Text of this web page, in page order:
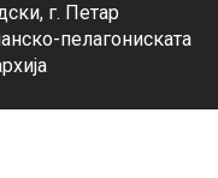
г. Петар
пелагониската